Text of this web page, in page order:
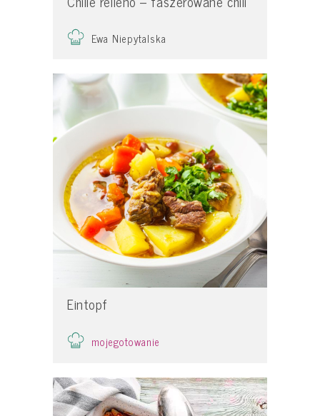
Ewa Niepytalska
Eintopf
mojegotowanie